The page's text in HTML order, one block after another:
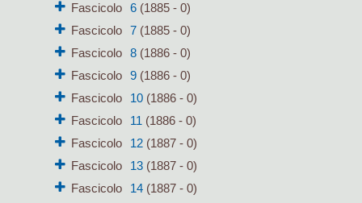
Fascicolo
6(1885 - 0)
Fascicolo
7(1885 - 0)
Fascicolo
8(1886 - 0)
Fascicolo
9(1886 - 0)
Fascicolo
10(1886 - 0)
Fascicolo
11 (1886 - 0)
Fascicolo
12(1887 - 0)
Fascicolo
13(1887 - 0)
Fascicolo
14(1887 - 0)